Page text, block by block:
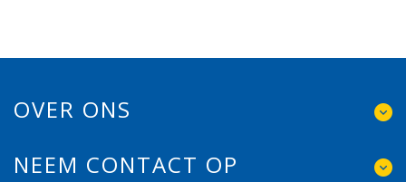
OVER ONS
NEEM CONTACT OP